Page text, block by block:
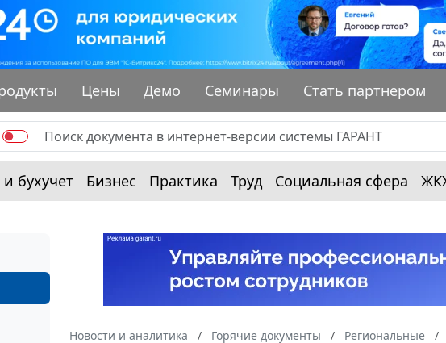
Цены Демо Семинары Стать партнером
бухучет Бизнес Практика Труд Социальная сфера
Новости и аналитика Горячие документы Региональные